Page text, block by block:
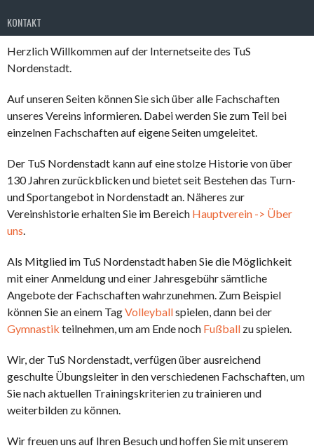
KONTAKT
Herzlich Willkommen auf der Internetseite des TuS
Nordenstadt.
Auf unseren Seiten können Sie sich über alle Fachschaften
unseres Vereins informieren. Dabei werden Sie zum Teil bei
einzelnen Fachschaften auf eigene Seiten umgeleitet.
Der TuS Nordenstadt kann auf eine stolze Historie von über
130 Jahren zurückblicken und bietet seit Bestehen das Turn-
und Sportangebot in Nordenstadt an. Näheres zur
Vereinshistorie erhalten Sie im Bereich Hauptverein -> Über
uns.
Als Mitglied im TuS Nordenstadt haben Sie die Möglichkeit
mit einer Anmeldung und einer Jahresgebühr sämtliche
Angebote der Fachschaften wahrzunehmen. Zum Beispiel
können Sie an einem TagVolleyballspielen, dann bei der
Gymnastik teilnehmen, um am Ende noch Fußball zu spielen.
Wir, der TuS Nordenstadt, verfügen über ausreichend
geschulte Übungsleiter in den verschiedenen Fachschaften, um
Sie nach aktuellen Trainingskriterien zu trainieren und
weiterbilden zu können.
Wir freuen uns auf Ihren Besuch und hoffen Sie mit unserem